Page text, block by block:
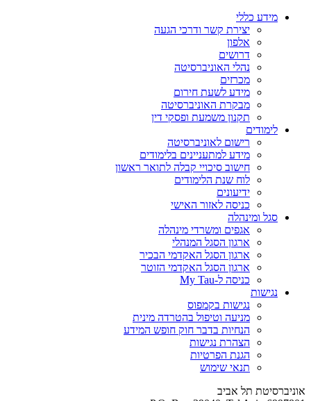
מידע כללי
יצירת קשר ודרכי הגעה
אלפון
דרושים
נהלי האוניברסיטה
מכרזים
מידע לשעת חירום
מבקרת האוניברסיטה
תקנון משמעת ופסקי דין
לימודים
רישום לאוניברסיטה
מידע למתעניינים בלימודים
חישוב סיכויי קבלה לתואר ראשון
לוח שנת הלימודים
ידיעונים
כניסה לאזור האישי
סגל ומינהלה
אגפים ומשרדי מינהלה
ארגון הסגל המנהלי
ארגון הסגל האקדמי הבכיר
ארגון הסגל האקדמי הזוטר
כניסה ל-My Tau
נגישות
נגישות בקמפוס
מניעה וטיפול בהטרדה מינית
הנחיות בדבר חוק חופש המידע
הצהרת נגישות
הגנת הפרטיות
תנאי שימוש
אוניברסיטת תל אביב